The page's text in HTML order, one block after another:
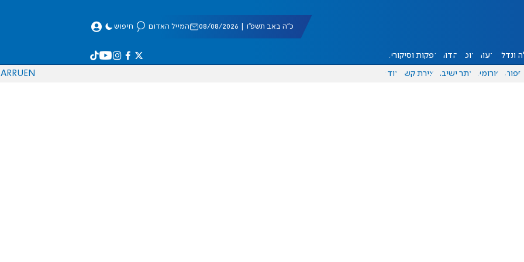
כ"ה באב תשפ"ו | 08/08/2026 המייל האדום חיפוש
ונדל"ן דעות אוכל יהדות הפקות וסיקורים
ספורט פורומים אתר ישיבה יצירת קשר עוד EN
RU
AR